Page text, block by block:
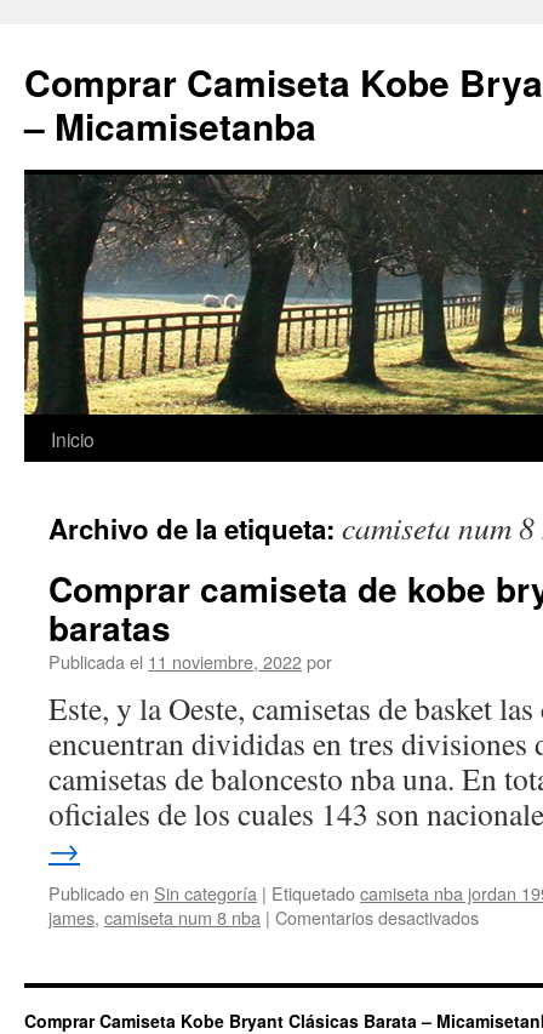
Comprar Camiseta Kobe
– Micamisetanba
Saltar
contenido
Inicio
Archivo de la etiqueta: camiseta num
Comprar camiseta de kobe
baratas
Publicada el 11 noviembre, 2022por
Este, y la Oeste, camisetas de basket las
encuentran divididas en tres divisiones
camisetas de baloncesto nba una. En
oficiales de los cuales 143 son
→
Publicado en Sin categoría | Etiquetadocamiseta nba jordan
james, camiseta num 8 nba | Comentarios desactivadosen
de
kobe
Comprar Camiseta Kobe Bryant Clásicas Barata –